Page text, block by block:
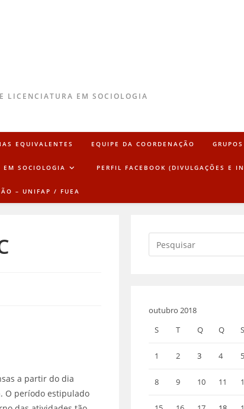
LICENCIATURA EM SOCIOLOGIA
EQUIVALENTES EQUIPE DA COORDENAÇÃO
EM SOCIOLOGIA PERFIL FACEBOOK (DIVULGAÇÕES E
– UNIFAP / FUEA
a partir do dia
O período estipulado
outubro 2018
S
T Q Q S
1 2 3 4 5
8 9 10 11